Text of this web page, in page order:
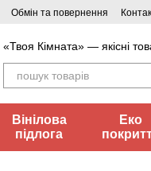
Обмін та повернення
«Твоя Кімната» — якісні
Вінілова
підлога
Еко